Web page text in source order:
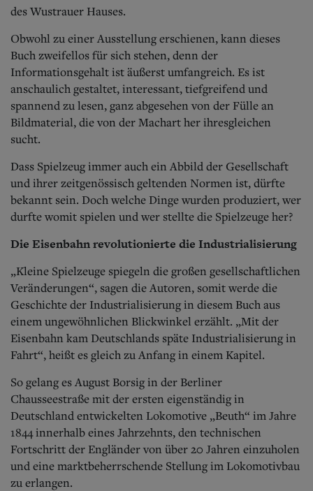
des Wustrauer Hauses.
Obwohl zu einer Ausstellung erschienen, kann dieses
Buch zweifellos für sich stehen, denn der
Informationsgehalt ist äußerst umfangreich. Es ist
anschaulich gestaltet, interessant, tiefgreifend und
spannend zu lesen, ganz abgesehen von der Fülle an
Bildmaterial, die von der Machart her ihresgleichen
sucht.
Dass Spielzeug immer auch ein Abbild der Gesellschaft
und ihrer zeitgenössisch geltenden Normen ist, dürfte
bekannt sein. Doch welche Dinge wurden produziert, wer
durfte womit spielen und wer stellte die Spielzeuge her?
Die Eisenbahn revolutionierte die Industrialisierung
„Kleine Spielzeuge spiegeln die großen gesellschaftlichen
Veränderungen“, sagen die Autoren, somit werde die
Geschichte der Industrialisierung in diesem Buch aus
einem ungewöhnlichen Blickwinkel erzählt. „Mit der
Eisenbahn kam Deutschlands späte Industrialisierung in
Fahrt“, heißt es gleich zu Anfang in einem Kapitel.
So gelang es August Borsig in der Berliner
Chausseestraße mit der ersten eigenständig in
Deutschland entwickelten Lokomotive „Beuth“ im Jahre
1844 innerhalb eines Jahrzehnts, den technischen
Fortschritt der Engländer von über 20 Jahren einzuholen
und eine marktbeherrschende Stellung im Lokomotivbau
zu erlangen.